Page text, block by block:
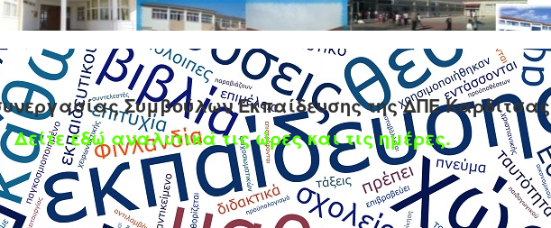
Συμβούλων Εκπαίδευσης της ΔΠΕ Καρδίτσας
Δείτε εδώ αναλυτικά τις ώρες και τις ημέρες.